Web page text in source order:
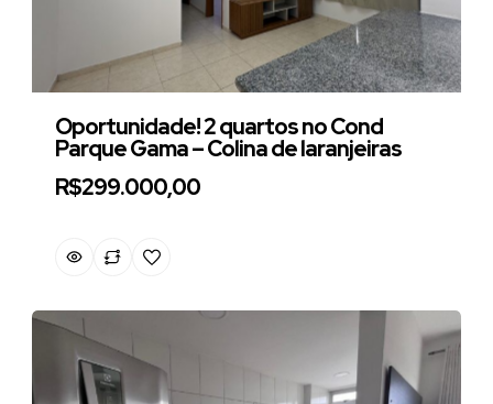
Oportunidade! 2 quartos no Cond
Parque Gama – Colina de laranjeiras
R$299.000,00